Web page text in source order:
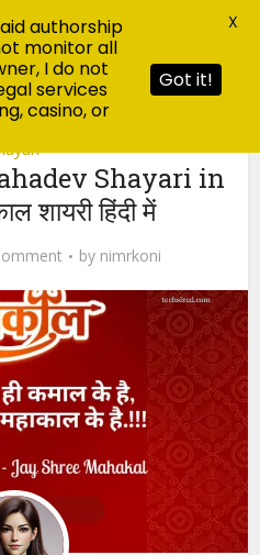
Shayari in
शायरी हिंदी में
bynimrkoni
authorship
monitor all
I do not
services
casino, or
Got it!
X